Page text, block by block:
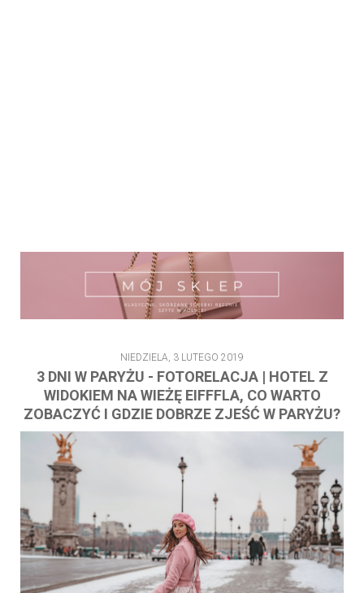
NIEDZIELA, 3 LUTEGO 2019
3 DNI W PARYŻU - FOTORELACJA | HOTEL Z
WIDOKIEM NA WIEŻĘ EIFFFLA, CO WARTO
ZOBACZYĆ I GDZIE DOBRZE ZJEŚĆ W PARYŻU?